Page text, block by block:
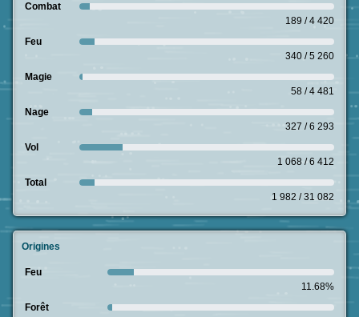
Combat
189 / 4 420
Feu
340 / 5 260
Magie
58 / 4 481
Nage
327 / 6 293
Vol
1 068 / 6 412
Total
1 982 / 31 082
Origines
Feu
11.68%
Forêt